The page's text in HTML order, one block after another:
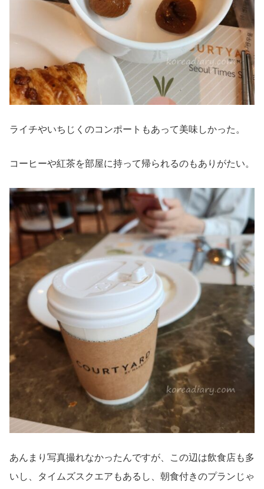
ライチやいちじくのコンポートもあって美味しかった。
コーヒーや紅茶を部屋に持って帰られるのもありがたい。
あんまり写真撮れなかったんですが、この辺は飲食店も多
いし、タイムズスクエアもあるし、朝食付きのプランじゃ